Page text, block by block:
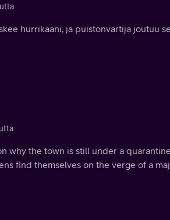
hurrikaani, ja puistonvartija joutuu
why the town is still under a
find themselves on the verge of a